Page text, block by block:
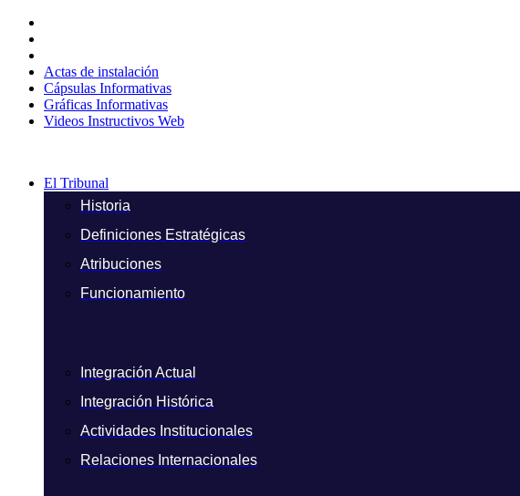
contenido
Actas de instalación
Cápsulas Informativas
Gráficas Informativas
Videos Instructivos Web
El Tribunal
Historia
Definiciones Estratégicas
Atribuciones
Funcionamiento
Integración Actual
Integración Histórica
Actividades Institucionales
Relaciones Internacionales